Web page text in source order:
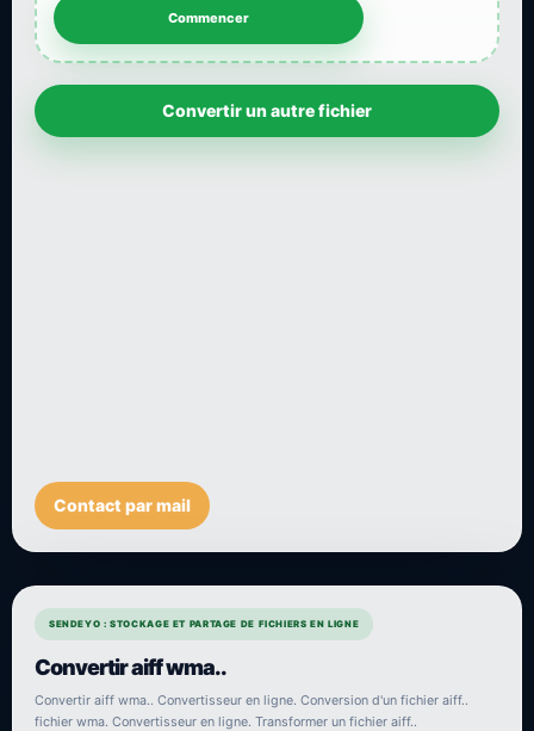
Convertir un autre fichier
Contact par mail
SENDEYO : STOCKAGE ET PARTAGE DE FICHIERS EN LIGNE
Convertir aiff wma..
Convertir aiff wma.. Convertisseur en ligne. Conversion d'un fichier aiff..
fichier wma. Convertisseur en ligne. Transformer un fichier aiff..